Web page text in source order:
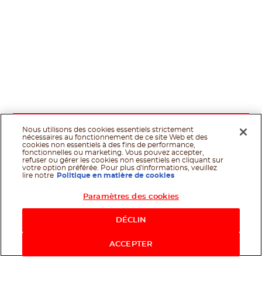
Nous utilisons des cookies essentiels strictement
nécessaires au fonctionnement de ce site Web et des
cookies non essentiels à des fins de performance,
fonctionnelles ou marketing. Vous pouvez accepter,
refuser ou gérer les cookies non essentiels en cliquant sur
votre option préférée. Pour plus d'informations, veuillez
lire notre
Politique en matière de cookies
Paramètres des cookies
DÉCLIN
ACCEPTER